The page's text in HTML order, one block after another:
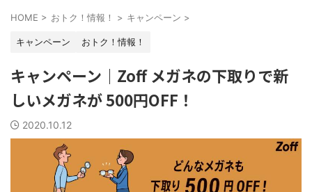
HOME > おトク！情報！ > キャンペーン >
キャンペーン おトク！情報！
キャンペーン｜Zoff メガネの下取りで新
しいメガネが 500円OFF！
2020.10.12